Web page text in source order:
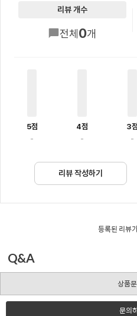
리뷰 개수
전체0개
5점
-
4점
-
3점
-
리뷰 작성하기
등록된 리뷰
Q&A
상품
문의